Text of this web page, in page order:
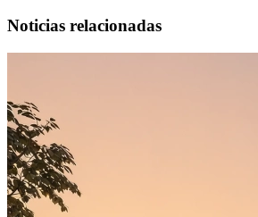
Noticias relacionadas